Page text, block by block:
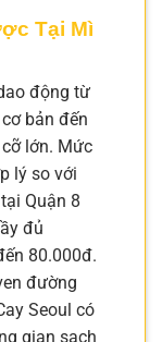
Tại Mì
động từ
bản đến
lớn. Mức
lý so với
Quận 8
đủ
80.000đ.
đường
Seoul có
gian sạch